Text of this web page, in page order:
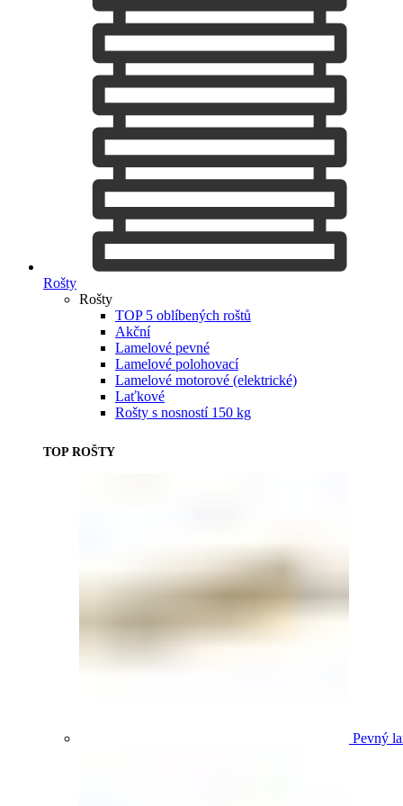
Rošty
Rošty
TOP 5 oblíbených roštů
Akční
Lamelové pevné
Lamelové polohovací
Lamelové motorové (elektrické)
Laťkové
Rošty s nosností 150 kg
TOP ROŠTY
Pevný